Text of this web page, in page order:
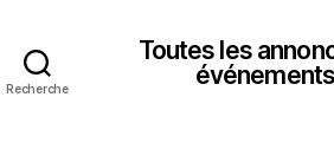
Recherche
Toutes les
événements